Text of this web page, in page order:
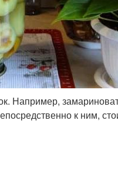
Например,
к ним,